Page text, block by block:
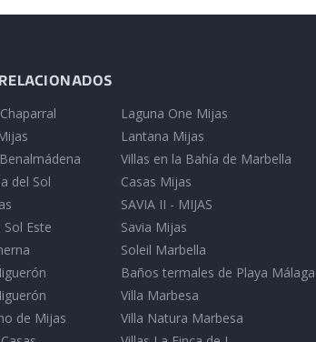
del Sol
Este
de Mijas
Laguna One Mijas
Lantana Mijas
Villas en la Bahía de Marbella
Casas Mijas
SAVIA II - MIJAS
Savia Mijas
Soleil Marbella
Baños termales de Playa Málaga
Villa Marbesa
Villa Natura Marbesa